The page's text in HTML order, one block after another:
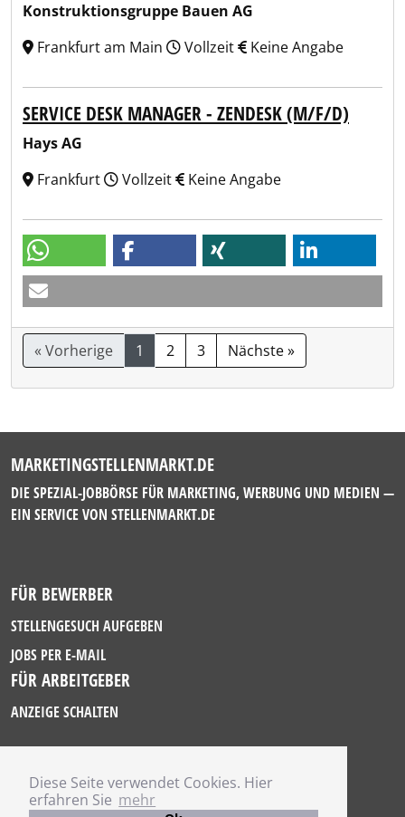
Diese Seite verwendet Cookies. Hier
erfahren Sie mehr
Konstruktionsgruppe Bauen AG
Frankfurt am Main
Vollzeit Keine Angabe
SERVICE DESK MANAGER - ZENDESK (M/F/D)
Hays AG
Frankfurt
Vollzeit Keine Angabe
« Vorherige 1 2 3 Nächste »
MARKETINGSTELLENMARKT.DE
DIE SPEZIAL-JOBBÖRSE FÜR MARKETING, WERBUNG UND MEDIEN —
EIN SERVICE VON STELLENMARKT.DE
FÜR BEWERBER
STELLENGESUCH AUFGEBEN
JOBS PER E-MAIL
FÜR ARBEITGEBER
ANZEIGE SCHALTEN
IMPRESSUM